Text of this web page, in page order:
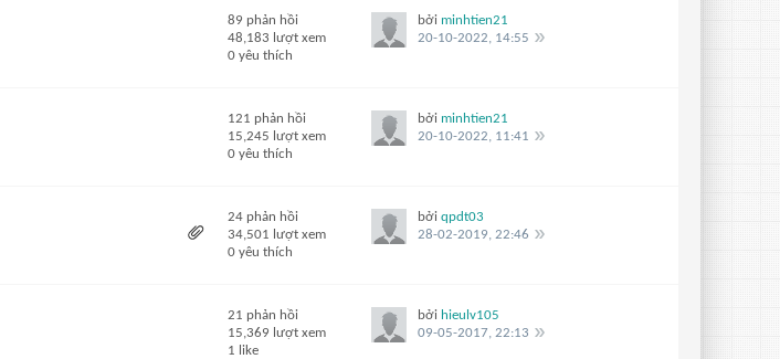
89 phản hồi
48,183 lượt xem
0 yêu thích
bởi minhtien21
20-10-2022, 14:55
121 phản hồi
15,245 lượt xem
0 yêu thích
bởi minhtien21
20-10-2022, 11:41
24 phản hồi
34,501 lượt xem
0 yêu thích
bởi qpdt03
28-02-2019, 22:46
21 phản hồi
15,369 lượt xem
1 like
bởi hieulv105
09-05-2017, 22:13